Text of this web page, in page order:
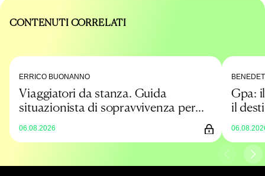
CONTENUTI CORRELATI
ERRICO BUONANNO
Viaggiatori da stanza. Guida
situazionista di sopravvivenza per
un’estate low cost
06.08.2026
Gpa:
il